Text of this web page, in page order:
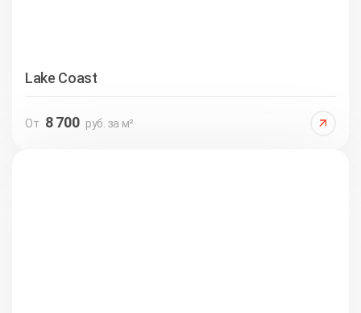
Lake Coast
От 8 700 руб. за м²